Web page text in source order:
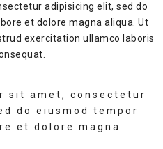
adipisicing elit, sed do
et dolore magna aliqua. Ut
exercitation ullamco laboris
sit amet, consectetur
do eiusmod tempor
et dolore magna